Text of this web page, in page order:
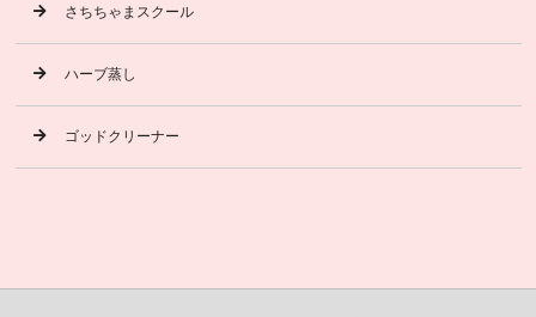
さちちゃまスクール
ハーブ蒸し
ゴッドクリーナー